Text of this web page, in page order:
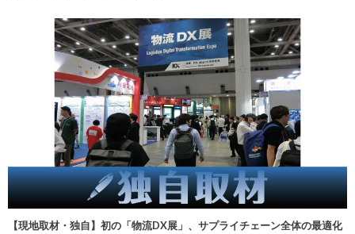
【現地取材・独自】初の「物流DX展」、サプライチェーン全体の最適化